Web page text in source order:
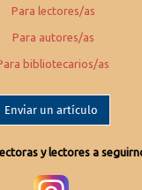
Para lectores/as
Para autores/as
bibliotecarios/as
Enviar un artículo
y lectores a